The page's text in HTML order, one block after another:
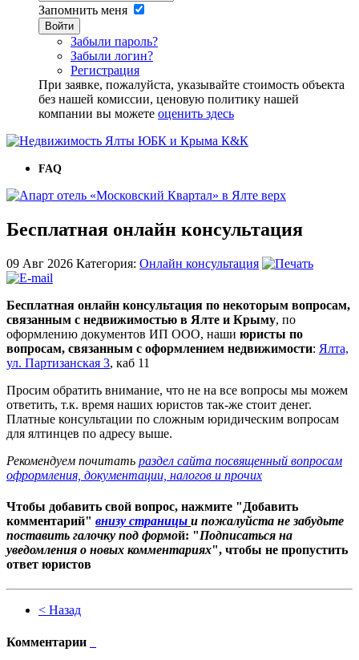
Запомнить меня
Войти
Забыли пароль?
Забыли логин?
Регистрация
При заявке, пожалуйста, указывайте стоимость объекта
без нашей комиссии, ценовую политику нашей
компании вы можете оценить здесь
FAQ
Бесплатная онлайн консультация
09 Авг 2026 Категория: Онлайн консультация
Бесплатная онлайн консультация по некоторым вопросам,
связанным с недвижимостью в Ялте и Крыму, по
оформлению документов ИП ООО, наши юристы по
вопросам, связанным с оформлением недвижимости: Ялта,
ул. Партизанская 3, каб 11
Просим обратить внимание, что не на все вопросы мы можем
ответить, т.к. время наших юристов так-же стоит денег.
Платные консультации по сложным юридическим вопросам
для ялтинцев по адресу выше.
Рекомендуем почитать раздел сайта посвященный вопросам
офрормления, документации, налогов и прочих
Чтобы добавить свой вопрос, нажмите "Добавить
комментарий" внизу страницы и пожалуйста не забудьте
поставить галочку под формой: "Подписаться на
уведомления о новых комментариях", чтобы не пропустить
ответ юристов
< Назад
Комментарии